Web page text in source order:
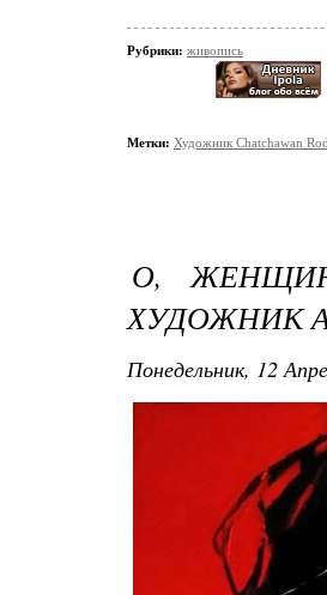
Рубрики: живопись
Метки: Художник Chatchawan
О,
ХУДОЖНИК
Понедельник, 12